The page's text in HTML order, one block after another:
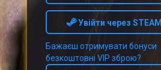
Увійти через STEAM
Бажаєш отримувати бонуси
безкоштовні VIP зброю?